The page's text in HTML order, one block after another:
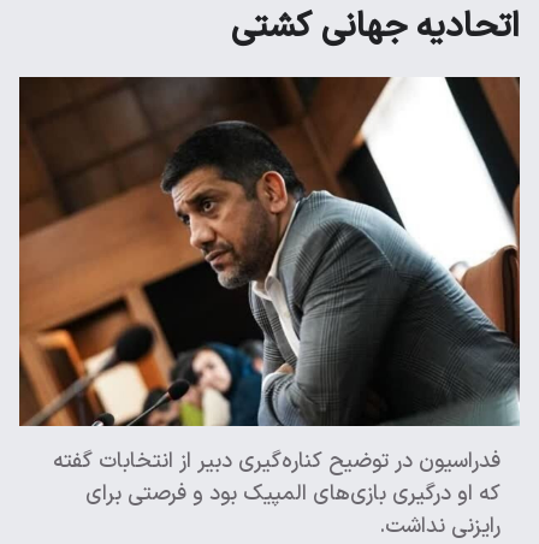
اتحادیه جهانی کشتی
فدراسیون در توضیح کناره‌گیری دبیر از انتخابات گفته
که او درگیری بازی‌های المپیک بود و فرصتی برای
رایزنی نداشت.